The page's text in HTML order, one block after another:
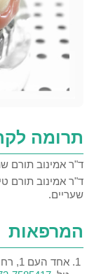
תרומה
ד"ר אמינוב תורם
ד"ר אמינוב תורם
שעריים.
המרפאות
אחד העם 1, רחובות.